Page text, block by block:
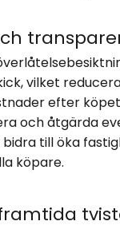
vilket
efter
och åtgärda
bidra till öka
köpare.